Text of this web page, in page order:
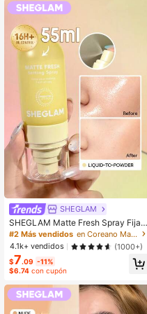
SHEGLAM
SHEGLAM Matte Fresh Spray Fijad
or Marca De Belleza CosméTica M
aquillaje Para Mujeres Y NiñAs
#2 Más vendidos
en Coreano Maquillaje facial
4.1k+ vendidos
(1000+)
$7.09 -11%
$6.74 con cupón